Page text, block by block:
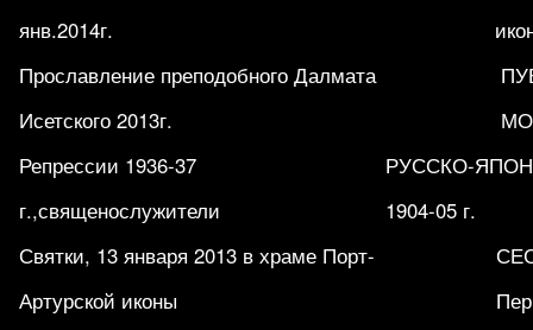
янв.2014г.
Прославление преподобного Далмата
Исетского 2013г.
Репрессии 1936-37
г.,священослужители
РУССКО-
1904-05 г.
Святки, 13 января 2013 в храме Порт-
Артурской иконы